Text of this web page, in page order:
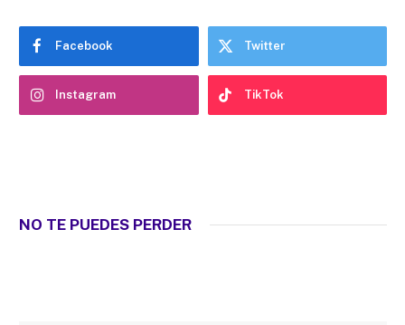
Facebook Twitter
Instagram TikTok
NO TE PUEDES PERDER